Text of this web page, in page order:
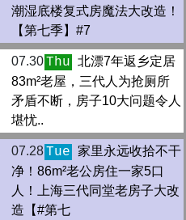
潮湿底楼复式房魔法大改造！
【第七季】#7
07.30Thu 北漂7年返乡定居
83m²老屋，三代人为抢厕所
矛盾不断，房子10大问题令人
堪忧..
07.28Tue 家里永远收拾不干
净！86m²老公房住一家5口
人！上海三代同堂老房子大改
造【#第七